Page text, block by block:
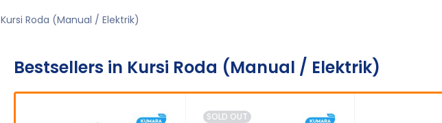
Kursi Roda (Manual / Elektrik)
Bestsellers in Kursi Roda (Manual / Elektrik)
SOLD OUT